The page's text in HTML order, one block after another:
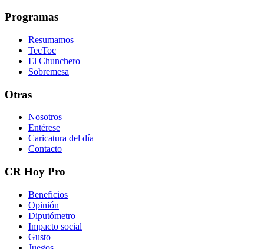
Programas
Resumamos
TecToc
El Chunchero
Sobremesa
Otras
Nosotros
Entérese
Caricatura del día
Contacto
CR Hoy Pro
Beneficios
Opinión
Diputómetro
Impacto social
Gusto